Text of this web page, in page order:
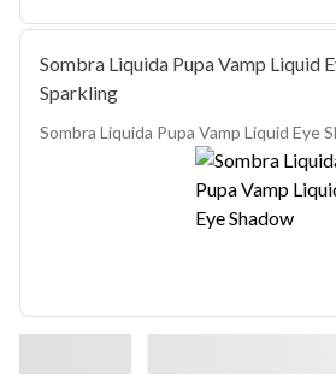
Sombra Liquida Pupa Vamp Liquid
Sparkling
Sombra Liquida Pupa Vamp Liquid Eye